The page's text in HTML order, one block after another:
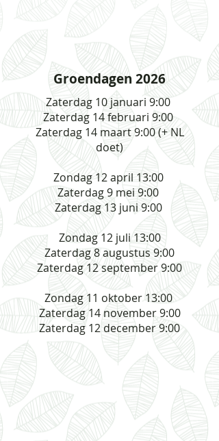
Groendagen 2026
Zaterdag 10 januari 9:00
Zaterdag 14 februari 9:00
Zaterdag 14 maart 9:00 (+ NL
doet)
Zondag 12 april 13:00
Zaterdag 9 mei 9:00
Zaterdag 13 juni 9:00
Zondag 12 juli 13:00
Zaterdag 8 augustus 9:00
Zaterdag 12 september 9:00
Zondag 11 oktober 13:00
Zaterdag 14 november 9:00
Zaterdag 12 december 9:00